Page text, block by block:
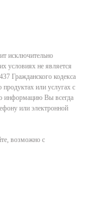
исключительно
условиях не является
Гражданского кодекса
или услугах с
информацию Вы всегда
или электронной
возможно с